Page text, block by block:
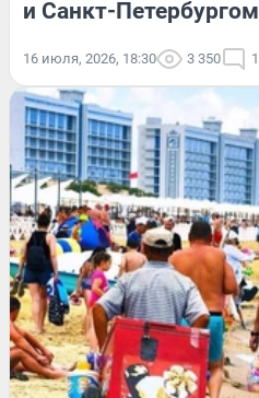
и Санкт-Петербургом
16 июля, 2026, 18:30 3 350 1